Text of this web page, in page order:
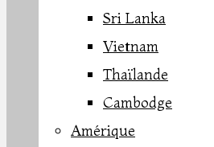
Sri Lanka
Vietnam
Thaïlande
Cambodge
Amérique